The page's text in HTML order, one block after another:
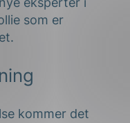
som er
kommer det